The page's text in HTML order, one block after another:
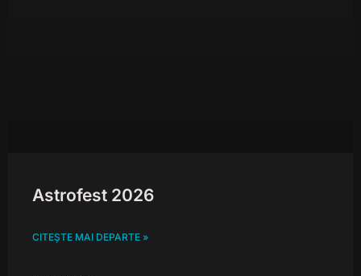
Astrofest 2026
CITEȘTE MAI DEPARTE »